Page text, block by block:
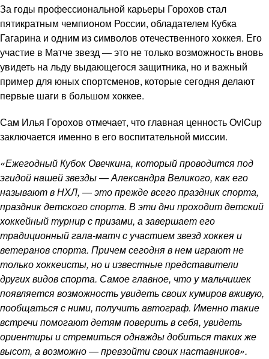
За годы профессиональной карьеры Горохов стал
пятикратным чемпионом России, обладателем Кубка
Гагарина и одним из символов отечественного хоккея. Его
участие в Матче звезд — это не только возможность вновь
увидеть на льду выдающегося защитника, но и важный
пример для юных спортсменов, которые сегодня делают
первые шаги в большом хоккее.
Сам Илья Горохов отмечает, что главная ценность OviCup
заключается именно в его воспитательной миссии.
«Ежегодный Кубок Овечкина, который проводится под
эгидой нашей звезды — Александра Великого, как его
называют в НХЛ, — это прежде всего праздник спорта,
праздник детского спорта. В эти дни проходит детский
хоккейный турнир с призами, а завершает его
традиционный гала-матч с участием звезд хоккея и
ветеранов спорта. Причем сегодня в нем играют не
только хоккеисты, но и известные представители
других видов спорта. Самое главное, что у мальчишек
появляется возможность увидеть своих кумиров вживую,
пообщаться с ними, получить автограф. Именно такие
встречи помогают детям поверить в себя, увидеть
ориентиры и стремиться однажды добиться таких же
высот, а возможно — превзойти своих наставников».